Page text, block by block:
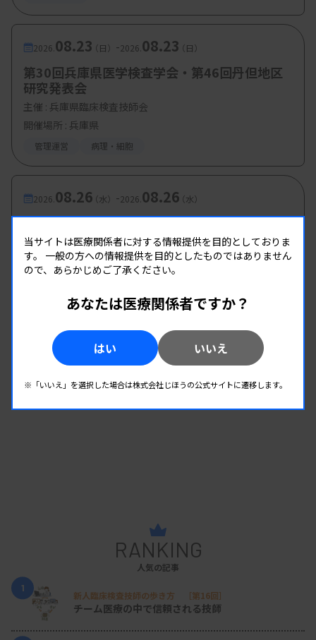
2026. 08.23（日） -2026. 08.23（日）
第30回兵庫県医学検査学会・第46回丹但地区
研究発表会
主催 : 兵庫県臨床検査技師会
開催場所 : 兵庫県
管理運営 病理・細胞
2026. 08.26（水） -2026. 08.26（水）
第2回 病理・細胞検査班研修会
主催 :和歌山県臨床検査技師会
開催場所 : WEB
RANKING
人気の記事
1
新人臨床検査技師の歩き方 ［第16回］
チーム医療の中で信頼される技師
当サイトは医療関係者に対する情報提供を目的としておりま
す。 一般の方への情報提供を目的としたものではありません
ので、あらかじめご了承ください。
あなたは医療関係者ですか？
はい いいえ
※「いいえ」を選択した場合は株式会社じほうの公式サイトに遷移します。